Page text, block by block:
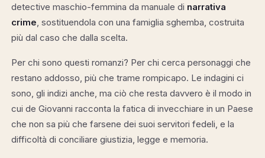
detective maschio-femmina da manuale di narrativa
crime , sostituendola con una famiglia sghemba, costruita
più dal caso che dalla scelta.
Per chi sono questi romanzi? Per chi cerca personaggi che
restano addosso, più che trame rompicapo. Le indagini ci
sono, gli indizi anche, ma ciò che resta davvero è il modo in
cui de Giovanni racconta la fatica di invecchiare in un Paese
che non sa più che farsene dei suoi servitori fedeli, e la
difficoltà di conciliare giustizia, legge e memoria.